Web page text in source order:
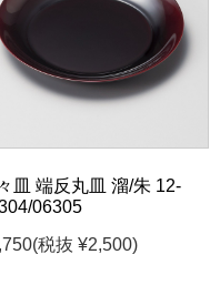
皿 端反丸皿 溜/朱 12-
06305
(税抜 ¥2,500)